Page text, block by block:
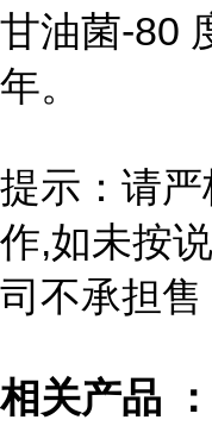
甘油菌-80
年。
提示：请
作,如未按
司不承担售
相关产品 ：